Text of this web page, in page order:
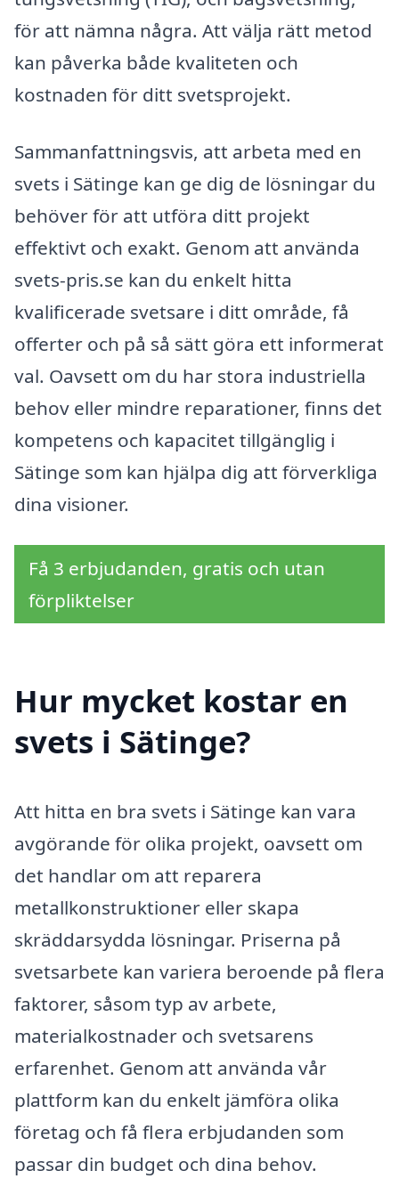
för att nämna några. Att välja rätt metod
kan påverka både kvaliteten och
kostnaden för ditt svetsprojekt.
Sammanfattningsvis, att arbeta med en
svets i Sätinge kan ge dig de lösningar du
behöver för att utföra ditt projekt
effektivt och exakt. Genom att använda
svets-pris.se kan du enkelt hitta
kvalificerade svetsare i ditt område, få
offerter och på så sätt göra ett informerat
val. Oavsett om du har stora industriella
behov eller mindre reparationer, finns det
kompetens och kapacitet tillgänglig i
Sätinge som kan hjälpa dig att förverkliga
dina visioner.
Få 3 erbjudanden, gratis och utan
förpliktelser
Hur mycket kostar en
svets i Sätinge?
Att hitta en bra svets i Sätinge kan vara
avgörande för olika projekt, oavsett om
det handlar om att reparera
metallkonstruktioner eller skapa
skräddarsydda lösningar. Priserna på
svetsarbete kan variera beroende på flera
faktorer, såsom typ av arbete,
materialkostnader och svetsarens
erfarenhet. Genom att använda vår
plattform kan du enkelt jämföra olika
företag och få flera erbjudanden som
passar din budget och dina behov.